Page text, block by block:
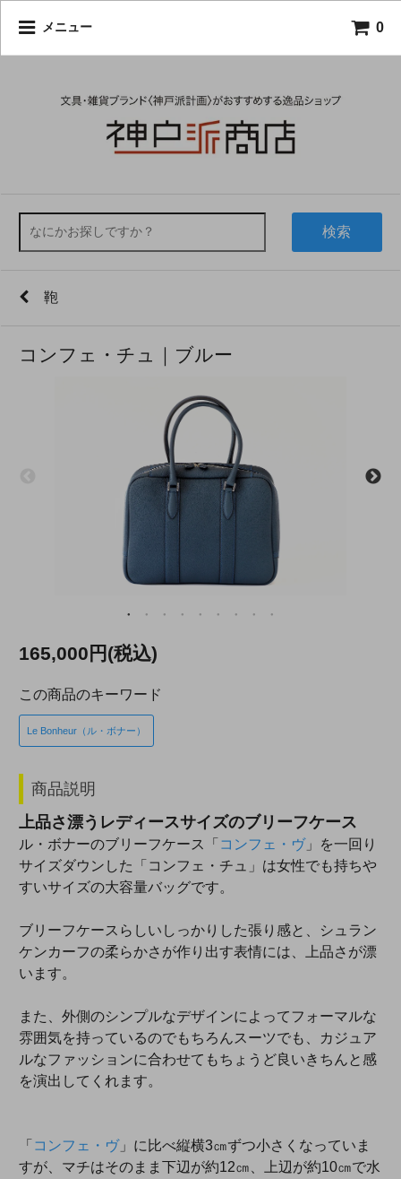
メニュー 0
検索
鞄
コンフェ・チュ｜ブルー
165,000円(税込)
この商品のキーワード
Le Bonheur（ル・ボナー）
商品説明
上品さ漂うレディースサイズのブリーフケース
ル・ボナーのブリーフケース「 コンフェ・ヴ」を一回り
サイズダウンした「コンフェ・チュ」は女性でも持ちや
すいサイズの大容量バッグです。
ブリーフケースらしいしっかりした張り感と、シュラン
ケンカーフの柔らかさが作り出す表情には、上品さが漂
います。
また、外側のシンプルなデザインによってフォーマルな
雰囲気を持っているのでもちろんスーツでも、カジュア
ルなファッションに合わせてもちょうど良いきちんと感
を演出してくれます。
「 コンフェ・ヴ」に比べ縦横3㎝ずつ小さくなっていま
すが、マチはそのまま下辺が約12㎝、上辺が約10㎝で水